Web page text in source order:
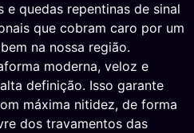
quedas repentinas de sinal
que cobram caro por um
na nossa região.
moderna, veloz e
definição. Isso garante
máxima nitidez, de forma
dos travamentos das